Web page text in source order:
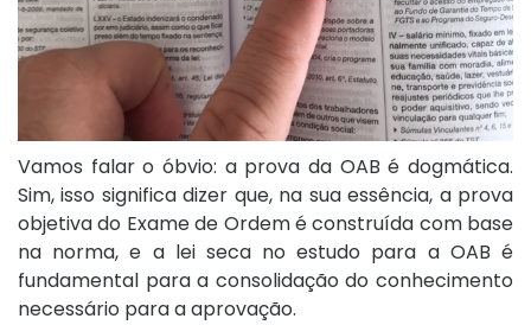
Vamos falar o óbvio: a prova da OAB é dogmática.
Sim, isso significa dizer que, na sua essência, a prova
objetiva do Exame de Ordem é construída com base
na norma, e a lei seca no estudo para a OAB é
fundamental para a consolidação do conhecimento
necessário para a aprovação.